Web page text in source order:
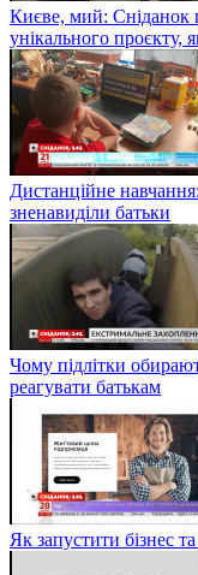
Києве, мий: Сніданок
унікального
Дистанційне
зненавиділи батьки
Чому підлітки
реагувати батькам
Як запустити бізнес